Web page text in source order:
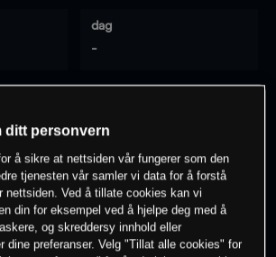
dag
-
-
erpå dette instrumentet
ditt personvern
å sikre at nettsiden vår fungerer som den
tjenesten vår samler vi data for å forstå
nettsiden. Ved å tillate cookies kan vi
din for eksempel ved å hjelpe deg med å
og skreddersy innhold eller
dine preferanser. Velg "Tillat alle cookies" for